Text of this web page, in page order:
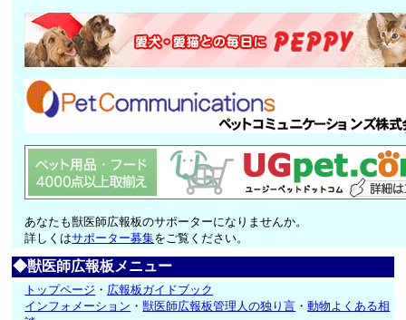
あなたも獣医師広報板のサポーターになりませんか。
詳しくはサポーター募集をご覧ください。
◆獣医師広報板メニュー
トップページ ・ 広報板ガイドブック
インフォメーション ・獣医師広報板管理人の独り言 ・動物よくある相